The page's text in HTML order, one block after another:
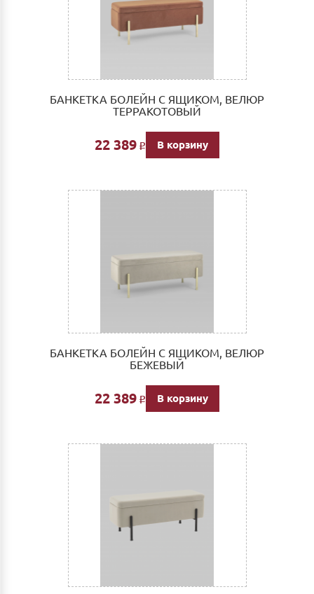
БАНКЕТКА БОЛЕЙН С ЯЩИКОМ, ВЕЛЮР
ТЕРРАКОТОВЫЙ
22 389 Р В корзину
БАНКЕТКА БОЛЕЙН С ЯЩИКОМ, ВЕЛЮР
БЕЖЕВЫЙ
22 389 Р В корзину